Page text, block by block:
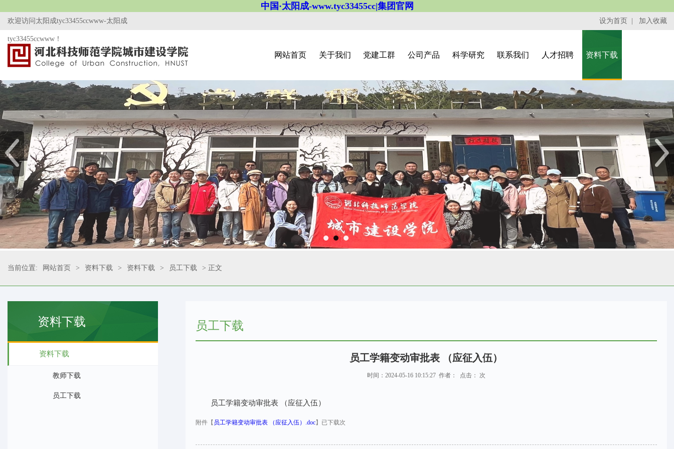
中国·太阳成-www.tyc33455cc|集团官网
欢迎访问太阳成tyc33455ccwww-太阳成
tyc33455ccwww！
设为首页 加入收藏
网站首页 关于我们 党建工群 公司产品 科学研究 联系我们 人才招聘 资料下载
当前位置: 网站首页 > 资料下载 > 资料下载 > 员工下载 > 正文
资料下载
资料下载
教师下载
员工下载
员工下载
员工学籍变动审批表 （应征入伍）
时间：2024-05-16 10:15:27 作者： 点击： 次
员工学籍变动审批表 （应征入伍）
附件【 员工学籍变动审批表 （应征入伍）.doc】已下载次